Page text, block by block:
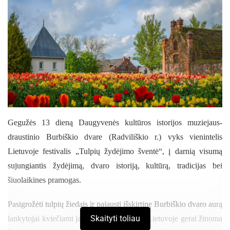
Gegužės 13 dieną Daugyvenės kultūros istorijos muziejaus-
draustinio Burbiškio dvare (Radviliškio r.) vyks vienintelis
Lietuvoje festivalis „Tulpių žydėjimo šventė“, į darnią visumą
sujungiantis žydėjimą, dvaro istoriją, kultūrą, tradicijas bei
šiuolaikines pramogas.
Pasigrožėti tulpių žiedais ir pajausti išskirtinę Burbiškio dvaro aurą
lankytojai kviečiami jau 22-ą kartą. Visoje Lietuvoje gerai žinoma
Skaityti toliau